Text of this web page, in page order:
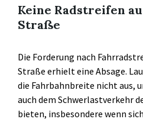
Keine Radstreifen
Straße
Die Forderung nach
Straße erhielt eine Absage.
die Fahrbahnbreite nicht aus,
auch dem Schwerlastverkehr
bieten, insbesondere wenn